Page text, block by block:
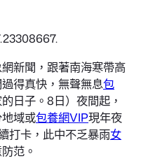
新聞，跟著南海寒帶高
得真快，無聲無息包
日子。8日）夜間起，
域或包養網VIP現年夜
打卡，此中不乏暴雨女
范。